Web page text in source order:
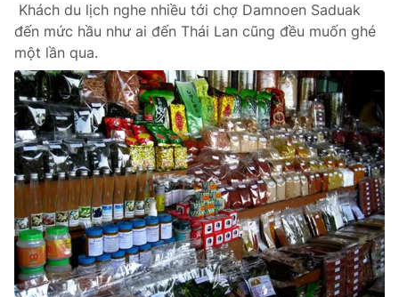
Khách du lịch nghe nhiều tới chợ Damnoen Saduak
đến mức hầu như ai đến Thái Lan cũng đều muốn ghé
một lần qua.